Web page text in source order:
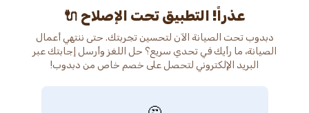
عذراً! التطبيق تحت الإصلاح 🔌
دبدوب تحت الصيانة الآن لتحسين تجربتك. حتى ننتهي أعمال
الصيانة، ما رأيك في تحدي سريع؟ حل اللغز وأرسل إجابتك عبر
البريد الإلكتروني لتحصل على خصم خاص من دبدوب!